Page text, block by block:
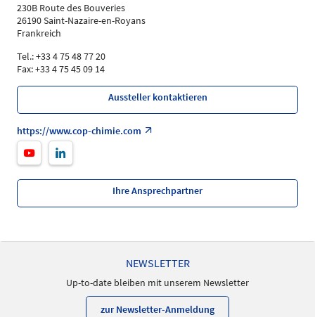
230B Route des Bouveries
26190 Saint-Nazaire-en-Royans
Frankreich
Tel.: +33 4 75 48 77 20
Fax: +33 4 75 45 09 14
Aussteller kontaktieren
https://www.cop-chimie.com
Ihre Ansprechpartner
NEWSLETTER
Up-to-date bleiben mit unserem Newsletter
zur Newsletter-Anmeldung